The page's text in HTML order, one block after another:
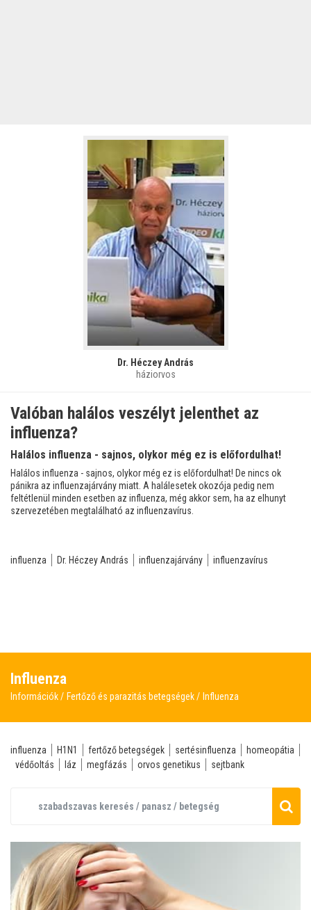
Dr. Héczey András
háziorvos
Valóban halálos veszélyt jelenthet az
influenza?
Halálos influenza - sajnos, olykor még ez is előfordulhat!
Halálos influenza - sajnos, olykor még ez is előfordulhat! De nincs ok
pánikra az influenzajárvány miatt. A halálesetek okozója pedig nem
feltétlenül minden esetben az influenza, még akkor sem, ha az elhunyt
szervezetében megtalálható az influenzavírus.
influenza Dr. Héczey András influenzajárvány influenzavírus
Influenza
Információk Fertőző és parazitás betegségek Influenza
influenza H1N1 fertőző betegségek sertésinfluenza
homeopátia
védőoltás
láz megfázás orvos genetikus sejtbank